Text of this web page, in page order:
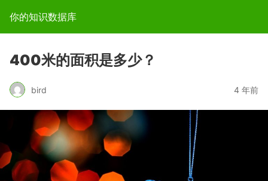
你的知识数据库
400米的面积是多少？
bird 4 年前